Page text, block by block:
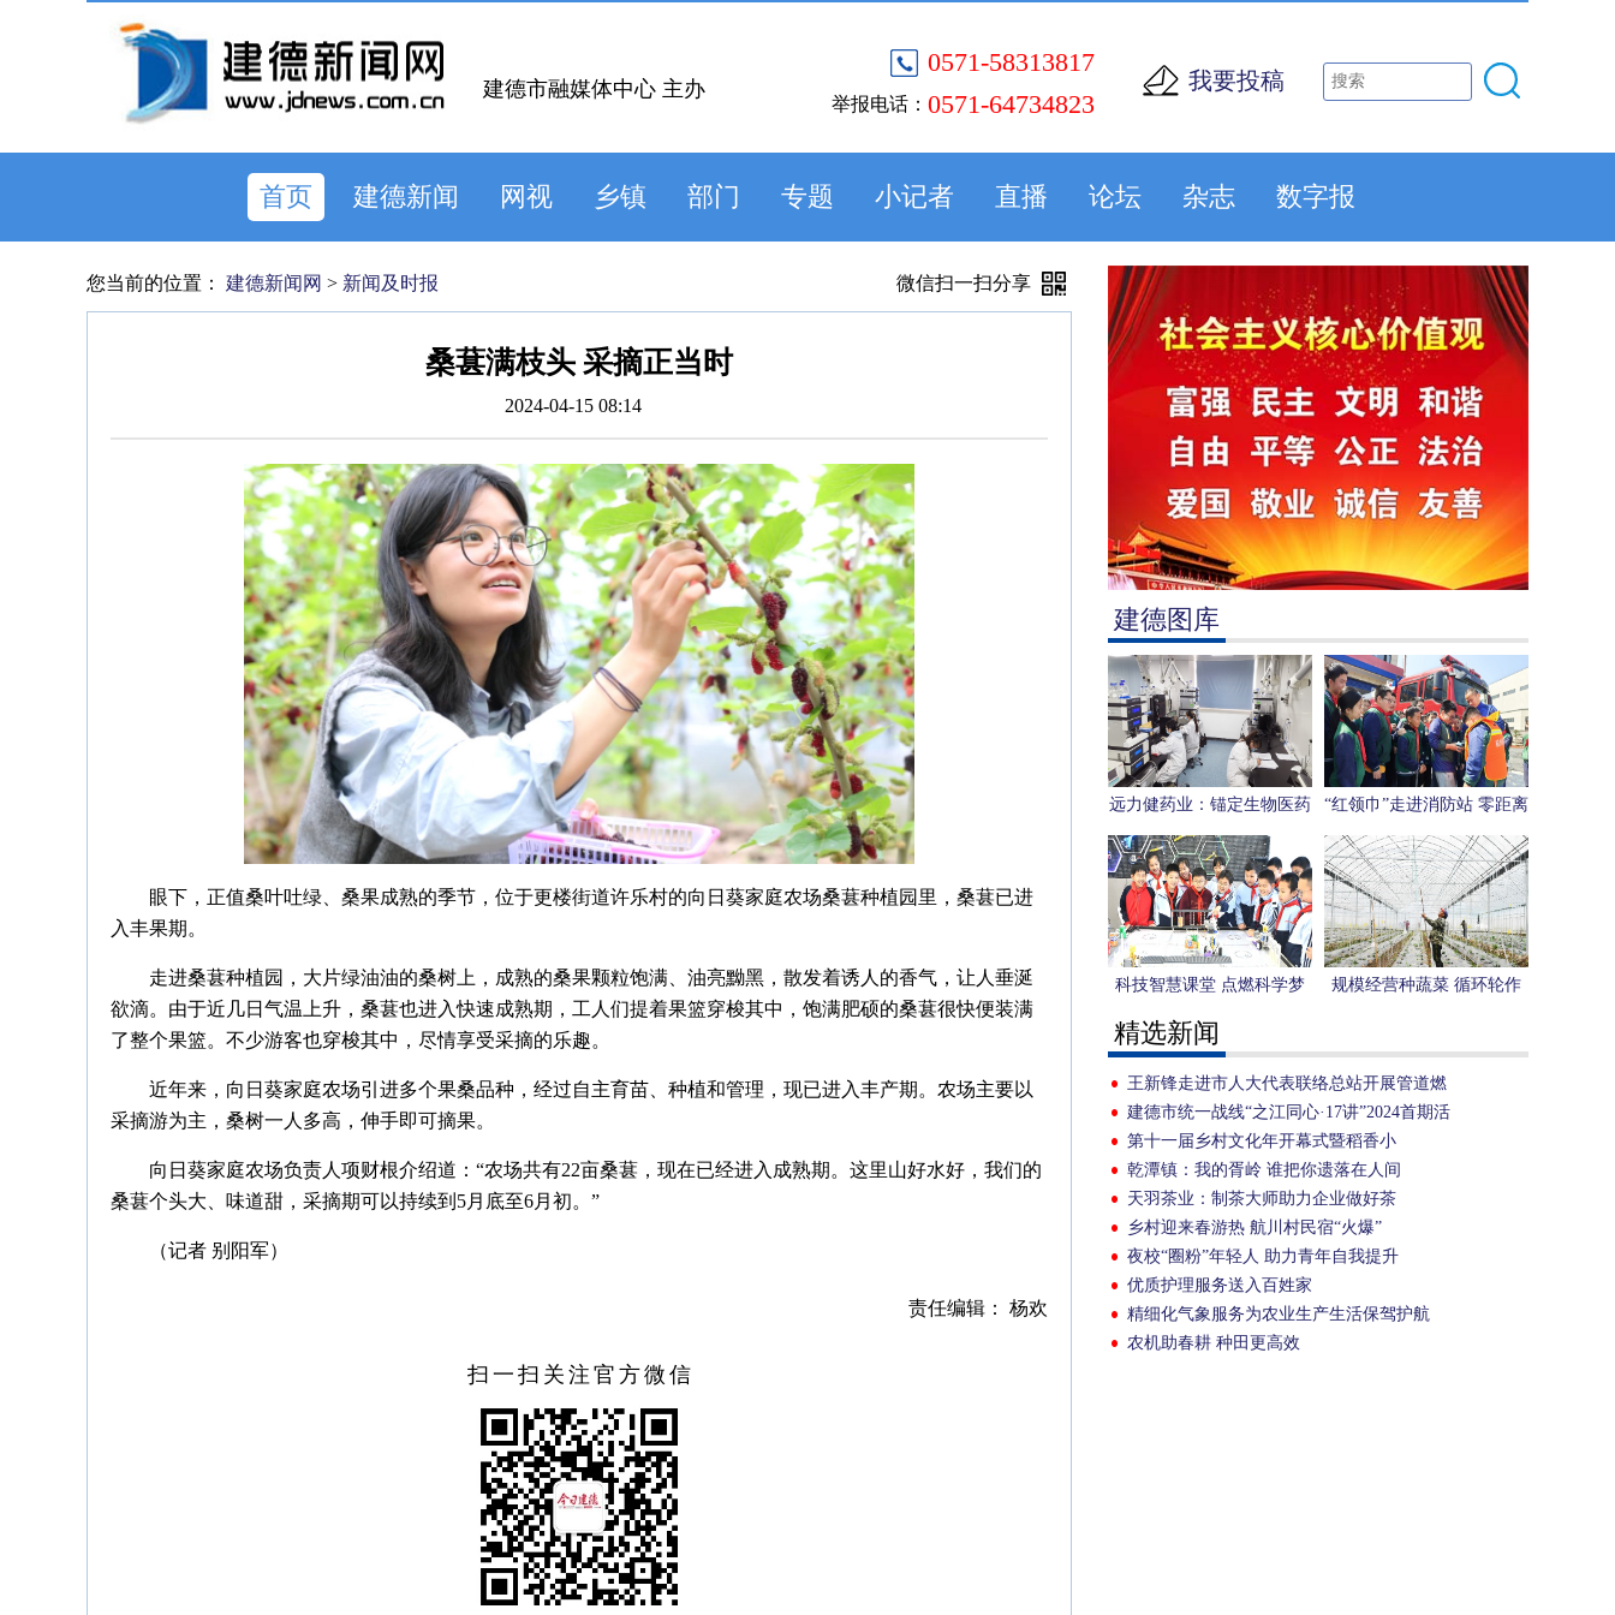
0571-58313817
举报电话： 0571-64734823
我要投稿
建德市融媒体中心 主办
首页 建德新闻 网视 乡镇 部门 专题 小记者 直播 论坛 杂志 数字报
建德图库
远力健药业：锚定生物医药
产业新赛道 打造消化领
域“专精美”
“红领巾”走进消防站 零距离
体验“火焰蓝”
科技智慧课堂 点燃科学梦
想
规模经营种蔬菜 循环轮作
精选新闻
王新锋走进市人大代表联络总站开展管道燃
气向农村延伸专题协商议事
建德市统一战线“之江同心·17讲”2024首期活
动举行
第十一届乡村文化年开幕式暨稻香小
镇“野”丰收活动举行
乾潭镇：我的胥岭 谁把你遗落在人间
天羽茶业：制茶大师助力企业做好茶
乡村迎来春游热 航川村民宿“火爆”
夜校“圈粉”年轻人 助力青年自我提升
优质护理服务送入百姓家
精细化气象服务为农业生产生活保驾护航
农机助春耕 种田更高效
您当前的位置： 建德新闻网 > 新闻及时报 微信扫一扫分享
桑葚满枝头 采摘正当时
2024-04-15 08:14
眼下，正值桑叶吐绿、桑果成熟的季节，位于更楼街道许乐村的向日葵家庭农场桑葚种植园里，桑葚已进
入丰果期。
走进桑葚种植园，大片绿油油的桑树上，成熟的桑果颗粒饱满、油亮黝黑，散发着诱人的香气，让人垂涎
欲滴。由于近几日气温上升，桑葚也进入快速成熟期，工人们提着果篮穿梭其中，饱满肥硕的桑葚很快便装满
了整个果篮。不少游客也穿梭其中，尽情享受采摘的乐趣。
近年来，向日葵家庭农场引进多个果桑品种，经过自主育苗、种植和管理，现已进入丰产期。农场主要以
采摘游为主，桑树一人多高，伸手即可摘果。
向日葵家庭农场负责人项财根介绍道：“农场共有22亩桑葚，现在已经进入成熟期。这里山好水好，我们的
桑葚个头大、味道甜，采摘期可以持续到5月底至6月初。”
（记者 别阳军）
责任编辑： 杨欢
扫一扫关注官方微信